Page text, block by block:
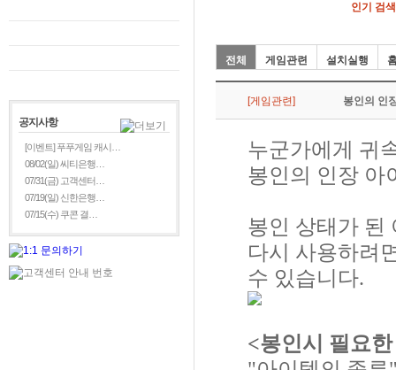
공지사항
[이벤트] 푸푸게임 캐시…
08/02(일) 씨티은행…
07/31(금) 고객센터…
07/19(일) 신한은행…
07/15(수) 쿠콘 결…
인기 검
전체 게임관련 설치실행
[게임관련] 봉인의 인
누군가에게 귀
봉인의 인장 아
봉인 상태가 된
다시 사용하려
수 있습니다.
<봉인시 필요